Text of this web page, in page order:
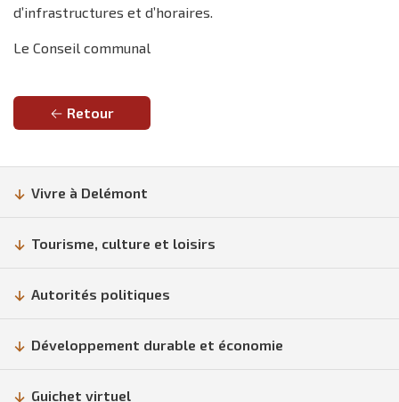
d’infrastructures et d’horaires.
Le Conseil communal
Retour
Vivre à Delémont
Tourisme, culture et loisirs
Autorités politiques
Développement durable et économie
Guichet virtuel